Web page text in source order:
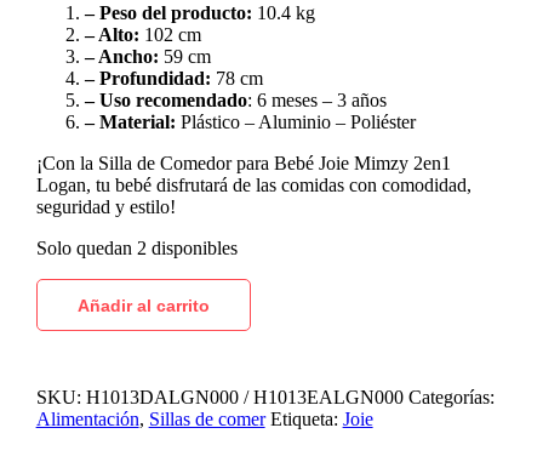
– Peso del producto: 10.4 kg
– Alto: 102 cm
– Ancho: 59 cm
– Profundidad: 78 cm
– Uso recomendado: 6 meses – 3 años
– Material: Plástico – Aluminio – Poliéster
¡Con la Silla de Comedor para Bebé Joie Mimzy 2en1
Logan, tu bebé disfrutará de las comidas con comodidad,
seguridad y estilo!
Solo quedan 2 disponibles
Añadir al carrito
SKU: H1013DALGN000 / H1013EALGN000 Categorías:
Alimentación, Sillas de comer Etiqueta: Joie